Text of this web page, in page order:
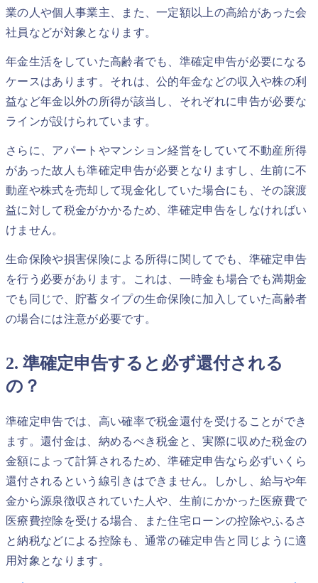
業の人や個人事業主、また、一定額以上の高給があった会
社員などが対象となります。
年金生活をしていた高齢者でも、準確定申告が必要になる
ケースはあります。それは、公的年金などの収入や株の利
益など年金以外の所得が該当し、それぞれに申告が必要な
ラインが設けられています。
さらに、アパートやマンション経営をしていて不動産所得
があった故人も準確定申告が必要となりますし、生前に不
動産や株式を売却して現金化していた場合にも、その譲渡
益に対して税金がかかるため、準確定申告をしなければい
けません。
生命保険や損害保険による所得に関してでも、準確定申告
を行う必要があります。これは、一時金も場合でも満期金
でも同じで、貯蓄タイプの生命保険に加入していた高齢者
の場合には注意が必要です。
2. 準確定申告すると必ず還付される
の？
準確定申告では、高い確率で税金還付を受けることができ
ます。還付金は、納めるべき税金と、実際に収めた税金の
金額によって計算されるため、準確定申告なら必ずいくら
還付されるという線引きはできません。しかし、給与や年
金から源泉徴収されていた人や、生前にかかった医療費で
医療費控除を受ける場合、また住宅ローンの控除やふるさ
と納税などによる控除も、通常の確定申告と同じように適
用対象となります。